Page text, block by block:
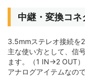
中継・変換コネ
3.5mmステレオ接続を
主な使い方として、信
ます。（1 IN→2 OUT）
アナログアイテムなの